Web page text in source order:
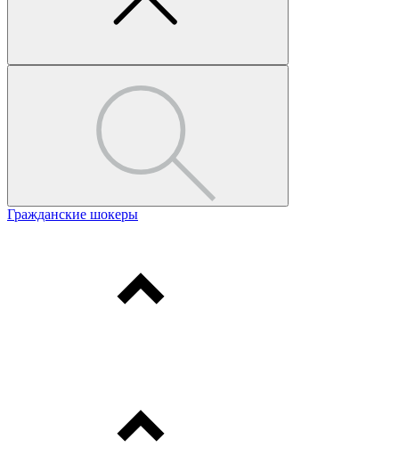
Гражданские шокеры